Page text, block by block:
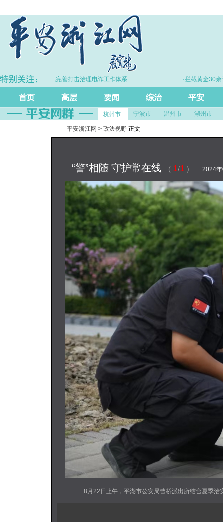
·浙江持续完善打击治理电诈工作体系 ·拦截黄金30余千
首页 高层 要闻 综治 平安
杭州市 宁波市 温州市 湖州市
平安浙江网 > 政法视野 正文
“警”相随 守护常在线 ( 1/1 ) 2024年
8月22日上午，平湖市公安局曹桥派出所结合夏季